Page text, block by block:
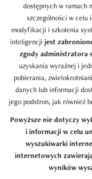
dostępnych w ramach
szczególności w celu
modyfikacji i szkolenia
inteligencji jest
zgody administratora
uzyskania wyraźnej i
pobierania,
danych lub informacji
jego podstron, jak również
Powyższe nie dotyczy
i informacji w celu
wyszukiwarki
internetowych
wyników